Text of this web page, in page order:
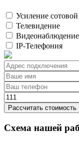
Усиление сотовой
Телевидение
Видеонаблюдение
IP-Телефония
Рассчитать стоимость
Схема нашей